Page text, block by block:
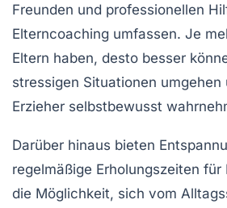
Freunden und professionellen
Elterncoaching umfassen. Je
Eltern haben, desto besser
stressigen Situationen umgehen
Erzieher selbstbewusst
Darüber hinaus bieten
regelmäßige Erholungszeiten für
die Möglichkeit, sich vom